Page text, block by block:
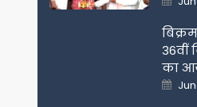
on
36वीं
का
on